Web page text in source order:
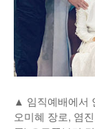
놀이공원
낚시/비치
골프
▲ 임직예배에서
오미혜 장로, 염